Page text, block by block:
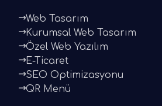
Web Tasarım
Kurumsal Web Tasarım
Özel Web Yazılım
E-Ticaret
SEO Optimizasyonu
QR Menü